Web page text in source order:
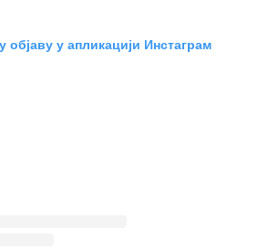
објаву у апликацији Инстаграм